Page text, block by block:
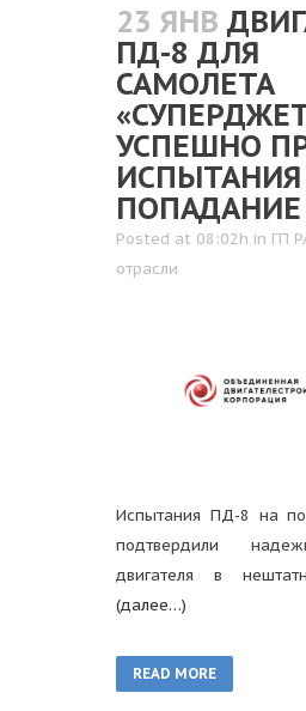
23 ЯНВ
ПД-8 ДЛЯ
САМОЛЕТА
УСПЕШНО
Posted at 08:02h in ГП
отрасли
Испытания ПД-8 на
подтвердили
двигателя в
(далее…)
READ MORE